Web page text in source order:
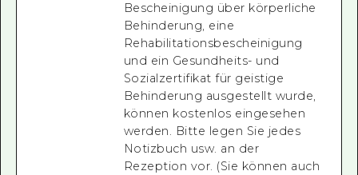
Bescheinigung über körperliche
Behinderung, eine
Rehabilitationsbescheinigung
und ein Gesundheits- und
Sozialzertifikat für geistige
Behinderung ausgestellt wurde,
können kostenlos eingesehen
werden. Bitte legen Sie jedes
Notizbuch usw. an der
Rezeption vor. (Sie können auch